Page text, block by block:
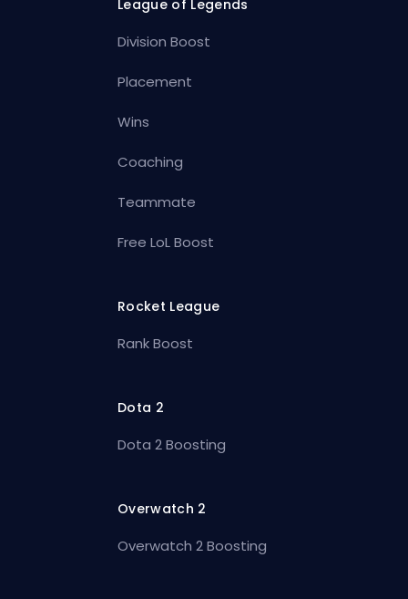
League of Legends
Division Boost
Placement
Wins
Coaching
Teammate
Free LoL Boost
Rocket League
Rank Boost
Dota 2
Dota 2 Boosting
Overwatch 2
Overwatch 2 Boosting